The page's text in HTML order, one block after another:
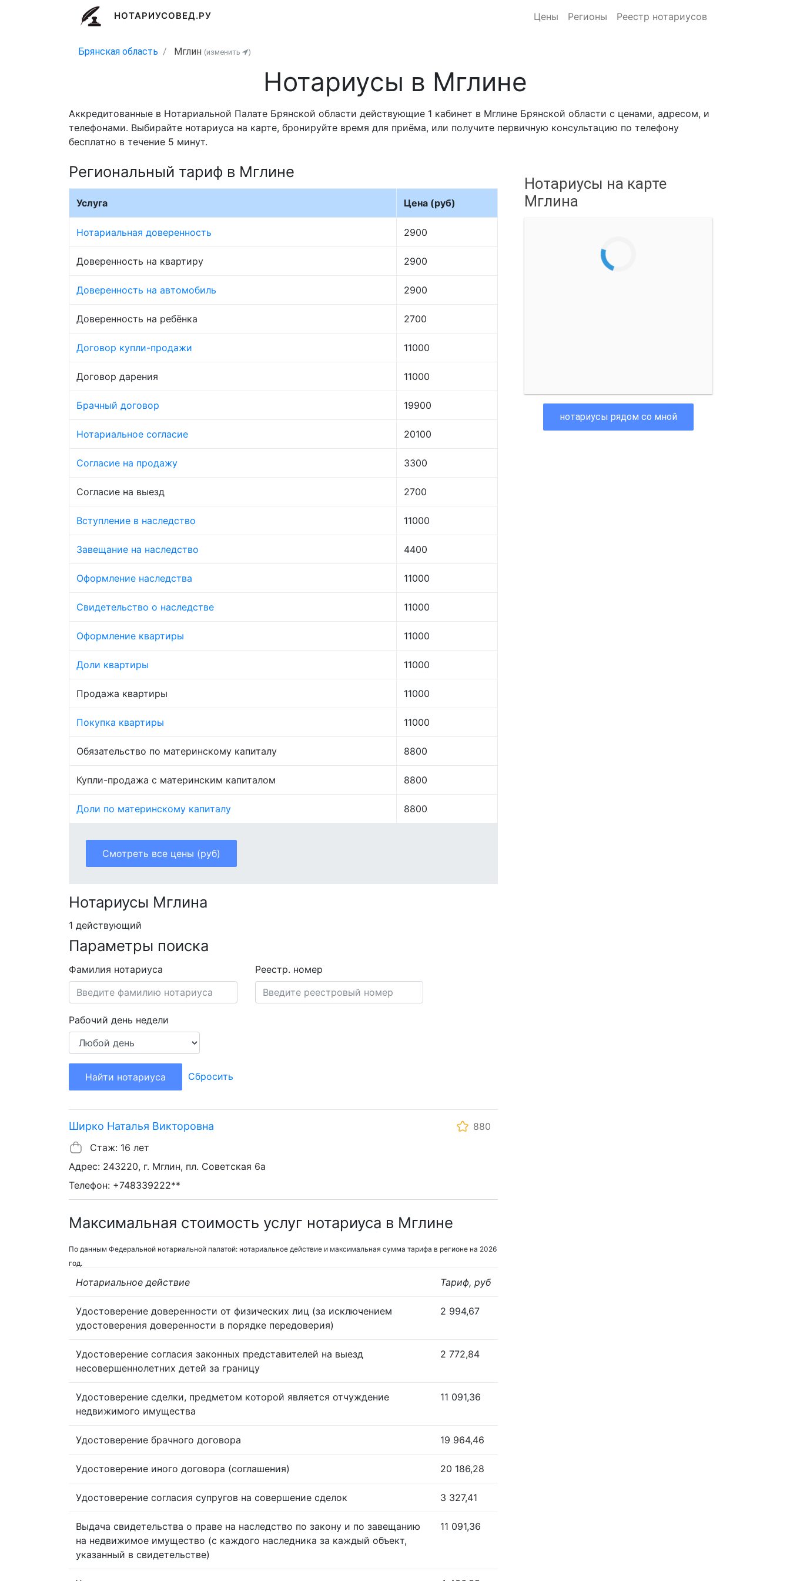
НОТАРИУСОВЕД.РУ Цены Регионы Реестр нотариусов
Брянская область Мглин (изменить )
Нотариусы в Мглине
Аккредитованные в Нотариальной Палате Брянской области действующие 1 кабинет в Мглине Брянской области с ценами, адресом, и
телефонами. Выбирайте нотариуса на карте, бронируйте время для приёма, или получите первичную консультацию по телефону
бесплатно в течение 5 минут.
Региональный тариф в Мглине
Услуга Цена (руб)
Нотариальная доверенность 2900
Доверенность на квартиру 2900
Доверенность на автомобиль 2900
Доверенность на ребёнка 2700
Договор купли-продажи 11000
Договор дарения 11000
Брачный договор 19900
Нотариальное согласие 20100
Согласие на продажу 3300
Согласие на выезд 2700
Вступление в наследство 11000
Завещание на наследство 4400
Оформление наследства 11000
Свидетельство о наследстве 11000
Оформление квартиры 11000
Доли квартиры 11000
Продажа квартиры 11000
Покупка квартиры 11000
Обязательство по материнскому капиталу 8800
Купли-продажа с материнским капиталом 8800
Доли по материнскому капиталу 8800
Смотреть все цены (руб)
Нотариусы Мглина
1 действующий
Параметры поиска
Фамилия нотариуса Реестр. номер
Рабочий день недели
Найти нотариуса Сбросить
Ширко Наталья Викторовна
880
Стаж: 16 лет
Адрес: 243220, г. Мглин, пл. Советская 6а
Телефон: +748339222**
Максимальная стоимость услуг нотариуса в Мглине
По данным Федеральной нотариальной палатой: нотариальное действие и максимальная сумма тарифа в регионе на 2026
год.
Нотариальное действие Тариф, руб
Удостоверение доверенности от физических лиц (за исключением
удостоверения доверенности в порядке передоверия)
2 994,67
Удостоверение согласия законных представителей на выезд
несовершеннолетних детей за границу
2 772,84
Удостоверение сделки, предметом которой является отчуждение
недвижимого имущества
11 091,36
Удостоверение брачного договора 19 964,46
Удостоверение иного договора (соглашения) 20 186,28
Удостоверение согласия супругов на совершение сделок 3 327,41
Выдача свидетельства о праве на наследство по закону и по завещанию
на недвижимое имущество (с каждого наследника за каждый объект,
указанный в свидетельстве)
11 091,36
Нотариусы на карте
Мглина
нотариусы рядом со мной